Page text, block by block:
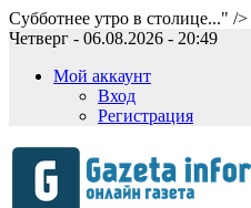
Субботнее утро в столице..." />
Четверг - 06.08.2026 - 20:49
Мой аккаунт
Вход
Регистрация